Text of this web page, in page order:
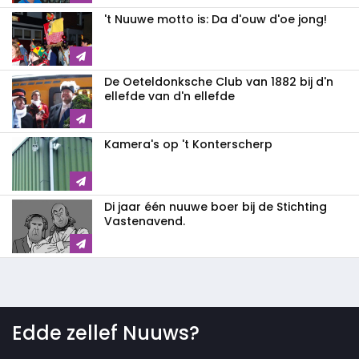
't Nuuwe motto is: Da d'ouw d'oe jong!
De Oeteldonksche Club van 1882 bij d'n
ellefde van d'n ellefde
Kamera's op 't Konterscherp
Di jaar één nuuwe boer bij de Stichting
Vastenavend.
Edde zellef Nuuws?